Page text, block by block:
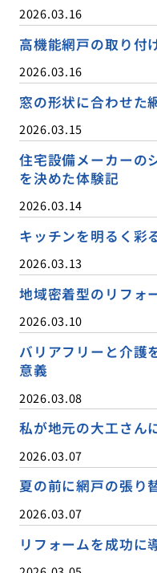
2026.03.16
高機能網戸の取り付
2026.03.16
窓の形状に合わせた
2026.03.15
住宅設備メーカーの
を決めた体験記
2026.03.14
キッチンを明るく彩
2026.03.13
地域密着型のリフォ
2026.03.10
バリアフリーと介護
意義
2026.03.08
私が地元の大工さん
2026.03.07
夏の前に網戸の張り
2026.03.07
リフォームを成功に